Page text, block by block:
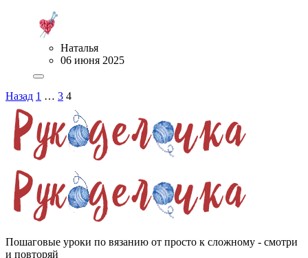
Наталья
06 июня 2025
Назад 1 … 3 4
Пошаговые уроки по вязанию от просто к сложному - смотри
и повторяй